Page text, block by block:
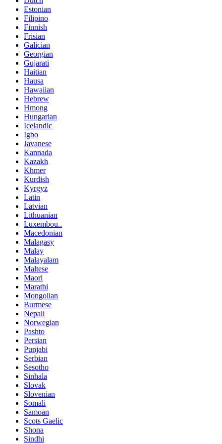
Estonian
Filipino
Finnish
Frisian
Galician
Georgian
Gujarati
Haitian
Hausa
Hawaiian
Hebrew
Hmong
Hungarian
Icelandic
Igbo
Javanese
Kannada
Kazakh
Khmer
Kurdish
Kyrgyz
Latin
Latvian
Lithuanian
Luxembou..
Macedonian
Malagasy
Malay
Malayalam
Maltese
Maori
Marathi
Mongolian
Burmese
Nepali
Norwegian
Pashto
Persian
Punjabi
Serbian
Sesotho
Sinhala
Slovak
Slovenian
Somali
Samoan
Scots Gaelic
Shona
Sindhi